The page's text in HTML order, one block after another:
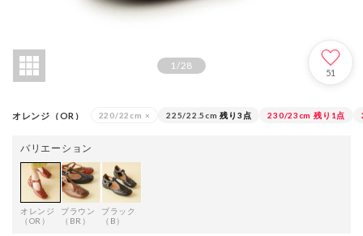
1/28
51
オレンジ（OR） 220/22cm × 225/22.5cm 残り3点 230/23cm 残り1点
バリエーション
オレンジ
（OR）
ブラウン
（BR）
ブラック
（B）